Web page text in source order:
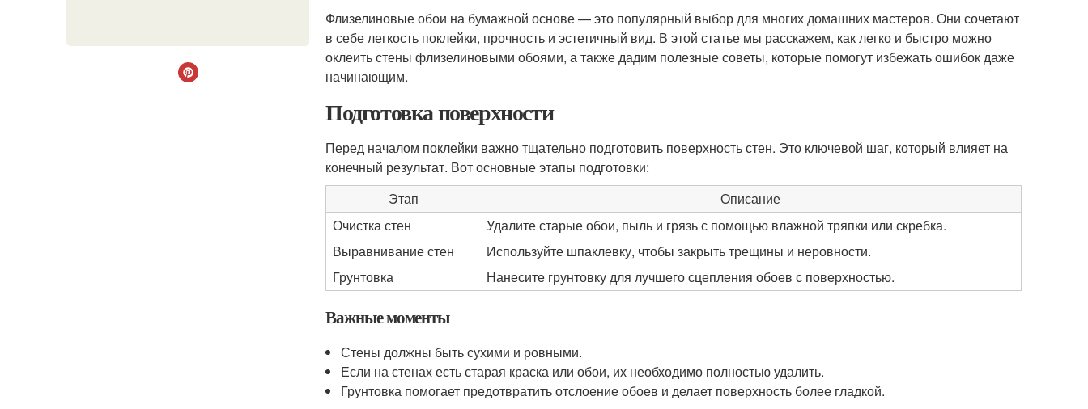
Флизелиновые обои на бумажной основе — это популярный выбор для многих домашних мастеров. Они сочетают
в себе легкость поклейки, прочность и эстетичный вид. В этой статье мы расскажем, как легко и быстро можно
оклеить стены флизелиновыми обоями, а также дадим полезные советы, которые помогут избежать ошибок даже
начинающим.
Подготовка поверхности
Перед началом поклейки важно тщательно подготовить поверхность стен. Это ключевой шаг, который влияет на
конечный результат. Вот основные этапы подготовки:
Этап
Описание
Очистка стен
Удалите старые обои, пыль и грязь с помощью влажной тряпки или скребка.
Выравнивание стен
Используйте шпаклевку, чтобы закрыть трещины и неровности.
Грунтовка
Нанесите грунтовку для лучшего сцепления обоев с поверхностью.
Важные моменты
Стены должны быть сухими и ровными.
Если на стенах есть старая краска или обои, их необходимо полностью удалить.
Грунтовка помогает предотвратить отслоение обоев и делает поверхность более гладкой.